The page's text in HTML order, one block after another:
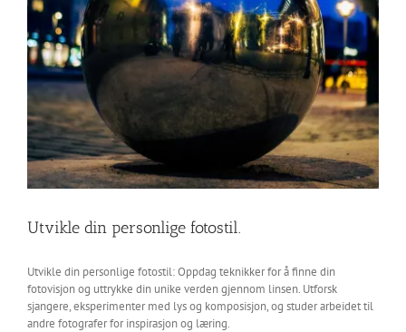
Utvikle din personlige fotostil.
Utvikle din personlige fotostil: Oppdag teknikker for å finne din
fotovisjon og uttrykke din unike verden gjennom linsen. Utforsk
sjangere, eksperimenter med lys og komposisjon, og studer arbeidet til
andre fotografer for inspirasjon og læring.